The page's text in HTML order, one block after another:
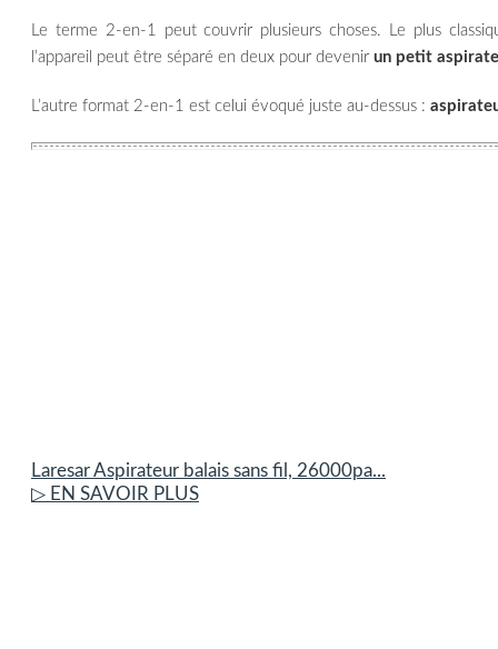
Le terme 2-en-1 peut couvrir plusieurs choses. Le plus
l’appareil peut être séparé en deux pour devenir un petit
L’autre format 2-en-1 est celui évoqué juste au-dessus :
Laresar Aspirateur balais sans fil, 26000pa...
▷ EN SAVOIR PLUS